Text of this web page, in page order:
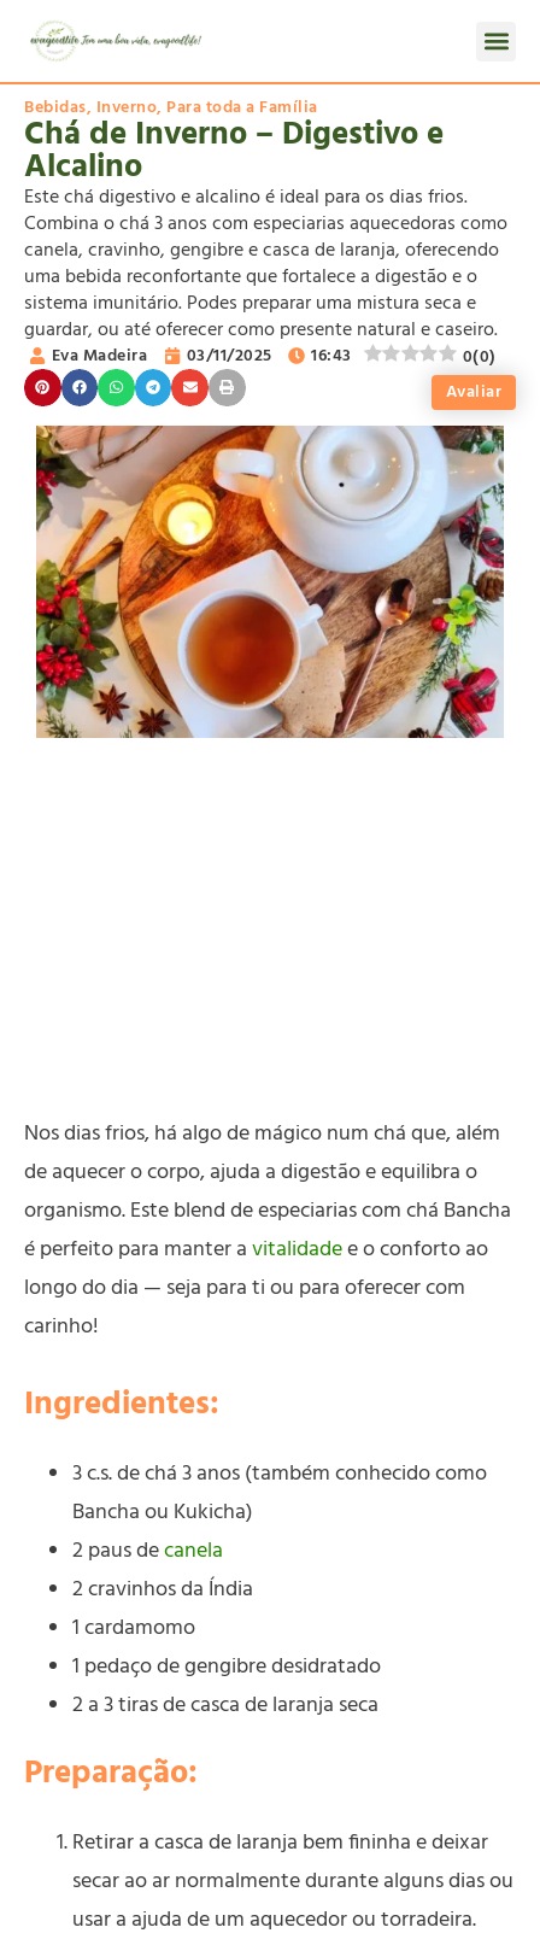
Bebidas, Inverno, Para toda a Família
Chá de Inverno – Digestivo e
Alcalino
Este chá digestivo e alcalino é ideal para os dias frios.
Combina o chá 3 anos com especiarias aquecedoras como
canela, cravinho, gengibre e casca de laranja, oferecendo
uma bebida reconfortante que fortalece a digestão e o
sistema imunitário. Podes preparar uma mistura seca e
guardar, ou até oferecer como presente natural e caseiro.
Eva Madeira 03/11/2025 16:43 0(0)
Avaliar
Nos dias frios, há algo de mágico num chá que, além
de aquecer o corpo, ajuda a digestão e equilibra o
organismo. Este blend de especiarias com chá Bancha
é perfeito para manter avitalidadee o conforto ao
longo do dia — seja para ti ou para oferecer com
carinho!
Ingredientes:
3 c.s. de chá 3 anos (também conhecido como
Bancha ou Kukicha)
2 paus decanela
2 cravinhos da Índia
1 cardamomo
1 pedaço de gengibre desidratado
2 a 3 tiras de casca de laranja seca
Preparação:
Retirar a casca de laranja bem fininha e deixar
secar ao ar normalmente durante alguns dias ou
usar a ajuda de um aquecedor ou torradeira.